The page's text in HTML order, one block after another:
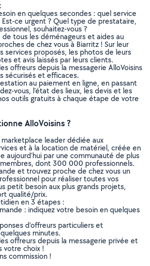
en quelques secondes : quel service
Est-ce urgent ? Quel type de prestataire,
souhaitez-vous ?
de tous les déménageurs et aides au
de chez vous à Biarritz ! Sur leur
services proposés, les photos de leurs
et avis laissés par leurs clients.
offreurs depuis la messagerie AlloVoisins
sécurisés et efficaces.
au paiement en ligne, en passant
vous, l’état des lieux, les devis et les
outils gratuits à chaque étape de votre
AlloVoisins ?
marketplace leader dédiée aux
et à la location de matériel, créée en
aujourd’hui par une communauté de plus
dont 300 000 professionnels.
et trouvez proche de chez vous un
pour réaliser toutes vos
petit besoin aux plus grands projets,
qualité/prix.
en 3 étapes :
: indiquez votre besoin en quelques
d’offreurs particuliers et
minutes.
offreurs depuis la messagerie privée et
votre choix !
commission !